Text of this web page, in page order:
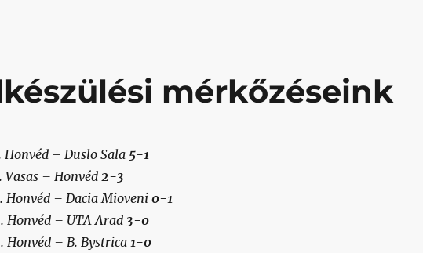
mérkőzéseink
Honvéd – Duslo Sala 5-1
Vasas – Honvéd 2-3
Honvéd – Dacia Mioveni0-1
Honvéd – UTA Arad 3-0
Honvéd – B. Bystrica 1-0